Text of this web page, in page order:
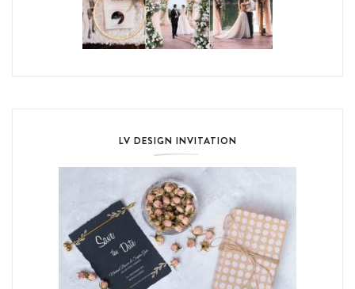
LV DESIGN INVITATION